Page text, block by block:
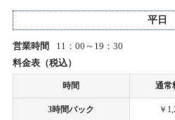
上里店サーキットお休みのお知らせ
台風19号の影響による臨時休業および
2025/01/25(土)～2025/02/25(火)
カテゴリ：キャンペーン
【札幌店】ミニ四駆計測会開催！
平日
営業時間
11：00～19：30
料金表（税込）
時間 通常
3時間パック ￥